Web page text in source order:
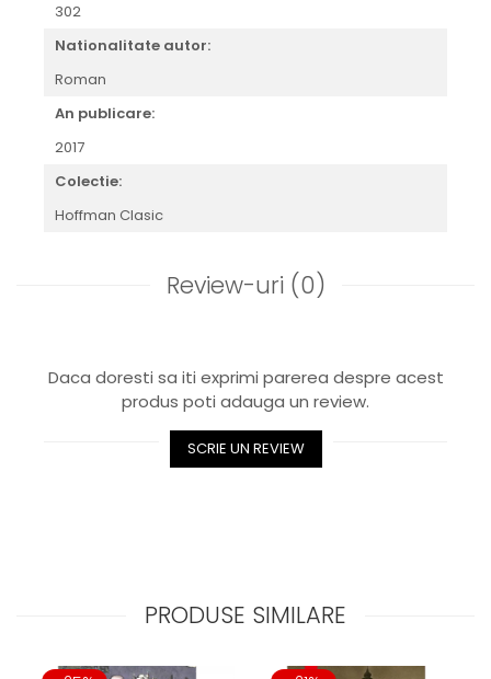
302
Nationalitate autor:
Roman
An publicare:
2017
Colectie:
Hoffman Clasic
Review-uri (0)
Daca doresti sa iti exprimi parerea despre acest
produs poti adauga un review.
SCRIE UN REVIEW
PRODUSE SIMILARE